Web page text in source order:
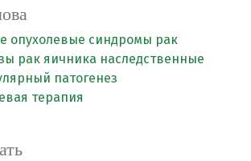
опухолевые синдромы рак
рак яичника наследственные
патогенез
терапия